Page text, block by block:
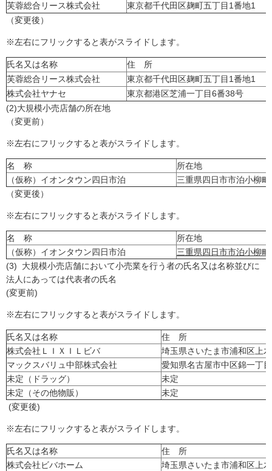
芙蓉総合リース株式会社
東京都千代田区麹町五丁目1番地1
（変更後）
※左右にフリックすると表がスライドします。
氏名又は名称
住 所
芙蓉総合リース株式会社
東京都千代田区麹町五丁目1番地1
株式会社ヤナセ
東京都港区芝浦一丁目6番38号
(2)大規模小売店舗の所在地
（変更前）
※左右にフリックすると表がスライドします。
名 称
所在地
（仮称）イオンタウン四日市泊
三重県四日市市泊小柳
（変更後）
※左右にフリックすると表がスライドします。
名 称
所在地
（仮称）イオンタウン四日市泊
三重県四日市市泊小柳
(3) 大規模小売店舗において小売業を行う者の氏名又は名称並びに
法人にあっては代表者の氏名
(変更前)
※左右にフリックすると表がスライドします。
氏名又は名称
住 所
株式会社ＬＩＸＩＬビバ
埼玉県さいたま市浦和区上
マックスバリュ中部株式会社
愛知県名古屋市中区錦一丁
未定（ドラッグ）
未定
未定（その他物販）
未定
(変更後)
※左右にフリックすると表がスライドします。
氏名又は名称
住 所
株式会社ビバホーム
埼玉県さいたま市浦和区上